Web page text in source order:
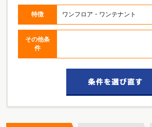
特徴 ワンフロア・ワンテナント
その他条
件